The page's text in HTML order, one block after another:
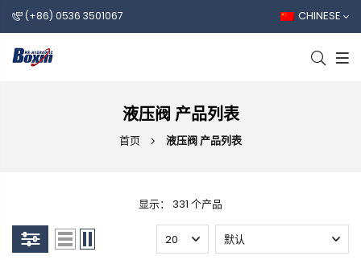
(+86) 0536 3501067 CHINESE
液压阀 产品列表
首页 液压阀 产品列表
显示： 331 个产品